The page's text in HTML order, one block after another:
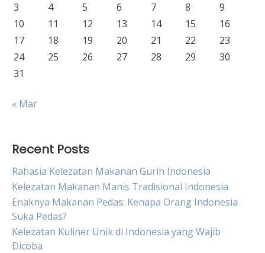
3
4 5 6 7 8
9
10
11 12 13 14 15
16
17
18 19 20 21 22
23
24
25 26 27 28 29
30
31
« Mar
Recent Posts
Rahasia Kelezatan Makanan Gurih Indonesia
Kelezatan Makanan Manis Tradisional Indonesia
Enaknya Makanan Pedas: Kenapa Orang Indonesia
Suka Pedas?
Kelezatan Kuliner Unik di Indonesia yang Wajib
Dicoba